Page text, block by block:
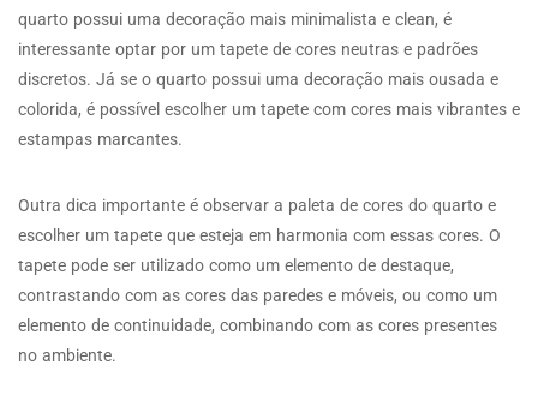
quarto possui uma decoração mais minimalista e clean, é
interessante optar por um tapete de cores neutras e padrões
discretos. Já se o quarto possui uma decoração mais ousada e
colorida, é possível escolher um tapete com cores mais vibrantes e
estampas marcantes.
Outra dica importante é observar a paleta de cores do quarto e
escolher um tapete que esteja em harmonia com essas cores. O
tapete pode ser utilizado como um elemento de destaque,
contrastando com as cores das paredes e móveis, ou como um
elemento de continuidade, combinando com as cores presentes
no ambiente.